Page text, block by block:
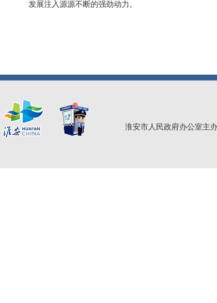
发展注入源源不断的强劲动力。
淮安市人民政府办公室主